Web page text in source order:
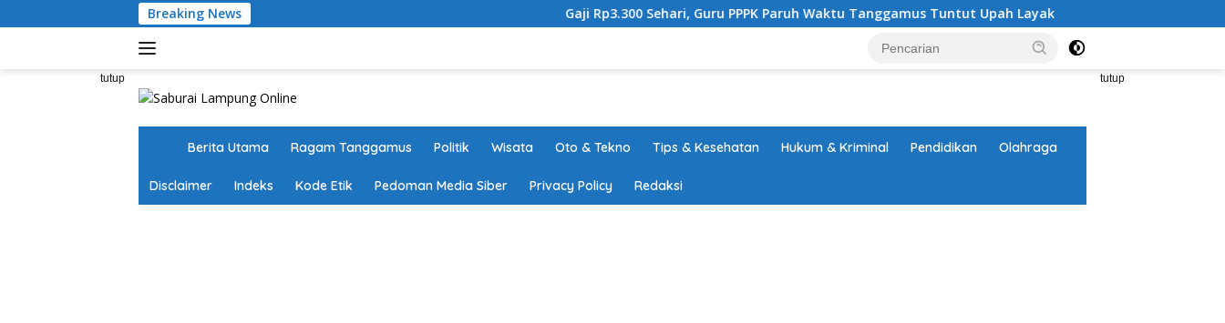
ke
Breaking News Gaji Rp3.300 Sehari, Guru PPPK Paruh Waktu Tanggamus Tuntut Upah Layak Aksi Nyata DPD MAI
tutup tutup
m
e
Berita Utama Ragam Tanggamus Politik Wisata Oto & Tekno Tips & Kesehatan Hukum & Kriminal Pendidikan Olahraga
Disclaimer Indeks Kode Etik Pedoman Media Siber Privacy Policy Redaksi